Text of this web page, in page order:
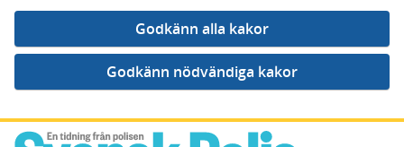
Gå direkt till innehåll